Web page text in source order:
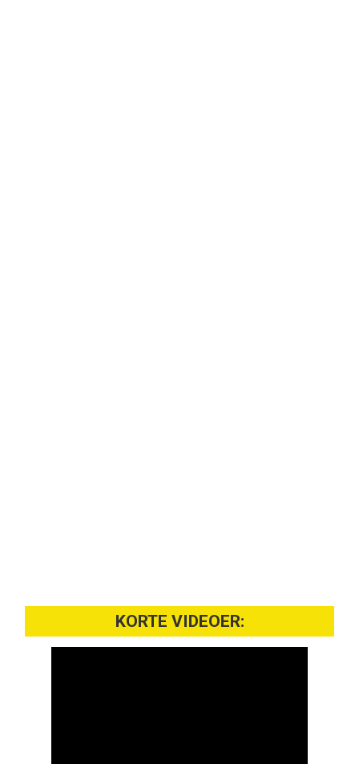
KORTE VIDEOER: